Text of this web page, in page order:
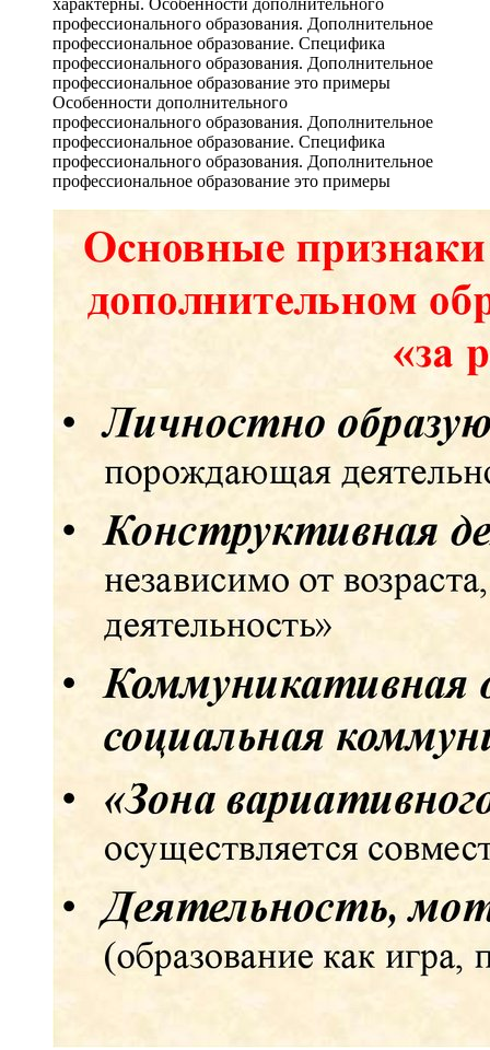
Особенности дополнительного
профессионального образования. Дополнительное
профессиональное образование. Специфика
профессионального образования. Дополнительное
профессиональное образование это примеры